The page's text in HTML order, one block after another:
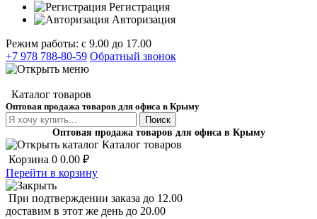
Регистрация
Авторизация
Режим работы: с 9.00 до 17.00
+7 978 788-80-59 Обратный звонок
Каталог товаров
Оптовая продажа товаров для офиса в Крыму
Поиск
Оптовая продажа товаров для офиса в Крыму
Каталог товаров
Корзина 0 0.00 ₽
Перейти в корзину
При подтверждении заказа до 12.00
доставим в этот же день до 20.00